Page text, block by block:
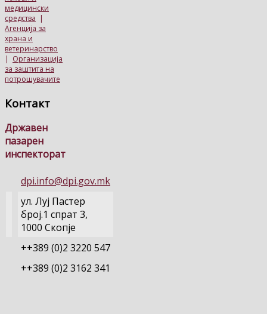
медицински
средства |
Агенција за
храна и
ветеринарство
| Организација
за заштита на
потрошувачите
Контакт
Државен
пазарен
инспекторат
dpi.info@dpi.gov.mk
ул. Луј Пастер
број.1 спрат 3,
1000 Скопје
++389 (0)2 3220 547
++389 (0)2 3162 341